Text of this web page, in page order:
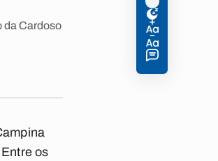
Cardoso
os